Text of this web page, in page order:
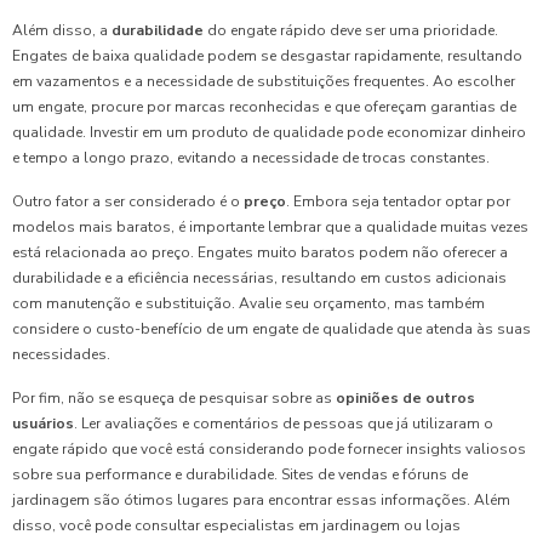
Além disso, a durabilidade do engate rápido deve ser uma prioridade.
Engates de baixa qualidade podem se desgastar rapidamente, resultando
em vazamentos e a necessidade de substituições frequentes. Ao escolher
um engate, procure por marcas reconhecidas e que ofereçam garantias de
qualidade. Investir em um produto de qualidade pode economizar dinheiro
e tempo a longo prazo, evitando a necessidade de trocas constantes.
Outro fator a ser considerado é o preço. Embora seja tentador optar por
modelos mais baratos, é importante lembrar que a qualidade muitas vezes
está relacionada ao preço. Engates muito baratos podem não oferecer a
durabilidade e a eficiência necessárias, resultando em custos adicionais
com manutenção e substituição. Avalie seu orçamento, mas também
considere o custo-benefício de um engate de qualidade que atenda às suas
necessidades.
Por fim, não se esqueça de pesquisar sobre as opiniões de outros
usuários. Ler avaliações e comentários de pessoas que já utilizaram o
engate rápido que você está considerando pode fornecer insights valiosos
sobre sua performance e durabilidade. Sites de vendas e fóruns de
jardinagem são ótimos lugares para encontrar essas informações. Além
disso, você pode consultar especialistas em jardinagem ou lojas